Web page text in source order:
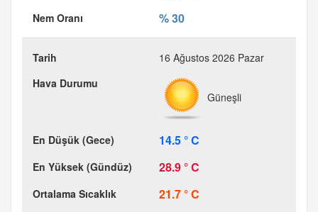
% 30
16 Ağustos 2026 Pazar
Güneşli
14.5 ° C
28.9 ° C
21.7 ° C